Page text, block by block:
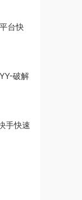
台快
破解
手快速